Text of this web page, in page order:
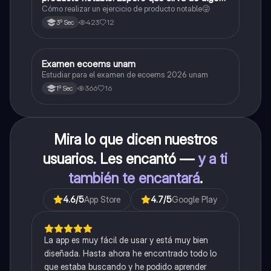
😜
Cómo realizar un ejercicio de producto notable😜
3º Sec 423 12
Español
Examen ecoems unam
Estudiar para el examen de ecoems 2026 unam
1º Sec 366 16
Mira lo que dicen nuestros
usuarios. Les encantó —y a ti
también te encantará.
4.6/5App Store 4.7/5Google Play
La app es muy fácil de usar y está muy bien
diseñada. Hasta ahora he encontrado todo lo
que estaba buscando y he podido aprender